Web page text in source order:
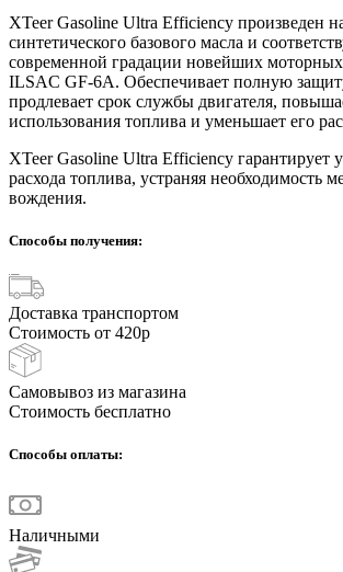
XTeer Gasoline Ultra Efficiency произведен
синтетического базового масла и
современной градации новейших
ILSAC GF-6А. Обеспечивает полную
продлевает срок службы двигателя,
использования топлива и уменьшает его
XTeer Gasoline Ultra Efficiency гарантирует
расхода топлива, устраняя необходимость
вождения.
Способы получения:
Доставка транспортом
Стоимость от 420р
Самовывоз из магазина
Стоимость бесплатно
Способы оплаты:
Наличными